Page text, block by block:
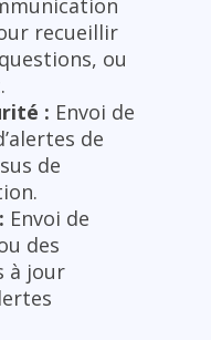
recueillir
ou
: Envoi de
de
de
Envoi de
des
à jour